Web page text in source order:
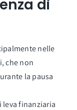
di
nelle
che non
la pausa
leva finanziaria